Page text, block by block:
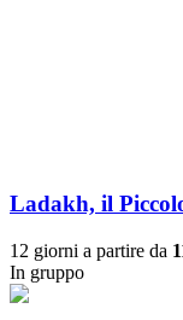
Ladakh, il
12 giorni a partire da
In gruppo